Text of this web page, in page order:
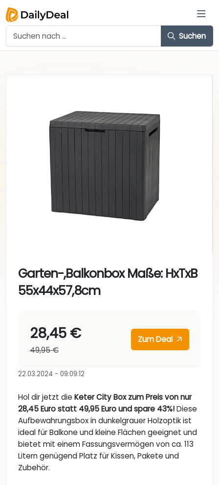
Suchen
Garten-,Balkonbox Maße: HxTxB
55x44x57,8cm
28,45 €
49,95 €
Zum Deal
22.03.2024 - 09:09:12
Hol dir jetzt die Keter City Box zum Preis von nur
28,45 Euro statt 49,95 Euro und spare 43%!Diese
Aufbewahrungsbox in dunkelgrauer Holzoptik ist
ideal für Balkone und kleine Flächen geeignet und
bietet mit einem Fassungsvermögen von ca. 113
Litern genügend Platz für Kissen, Pakete und
Zubehör.